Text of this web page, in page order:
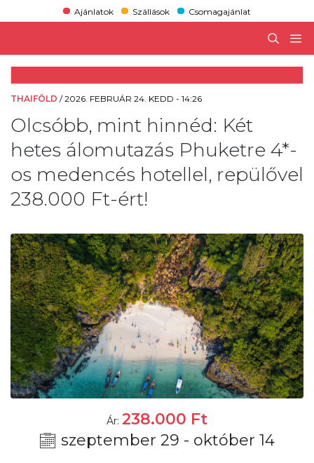
Ajánlatok Szállások Csomagajánlat
THAIFÖLD /2026. FEBRUÁR 24. KEDD - 14:26
Olcsóbb, mint hinnéd: Két
hetes álomutazás Phuketre 4*-
os medencés hotellel, repülővel
238.000 Ft-ért!
Ár: 238.000 Ft
szeptember 29 - október 14